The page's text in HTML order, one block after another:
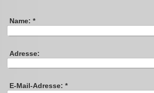
Name: *
Adresse:
E-Mail-Adresse: *